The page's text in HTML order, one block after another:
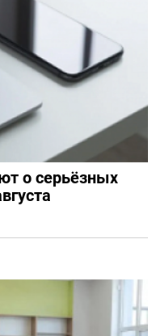
о серьёзных